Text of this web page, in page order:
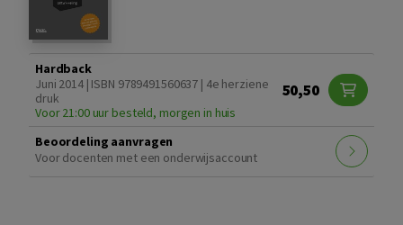
Hardback
Juni 2014 | ISBN 9789491560637 | 4e herziene
druk
Voor 21:00 uur besteld, morgen in huis
50,50
Beoordeling aanvragen
Voor docenten met een onderwijsaccount